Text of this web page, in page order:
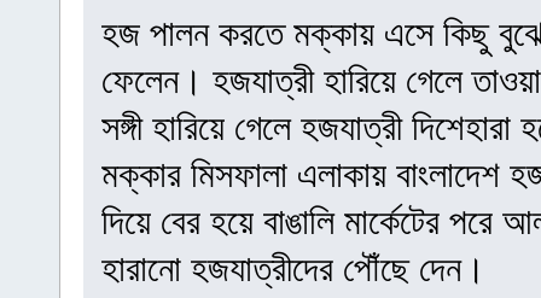
হজ পালন করতে মক্কায় এসে কিছু বুঝে
ফেলেন। হজযাত্রী হারিয়ে গেলে
সঙ্গী হারিয়ে গেলে হজযাত্রী
মক্কার মিসফালা এলাকায় বাংলাদেশ
দিয়ে বের হয়ে বাঙালি মার্কেটের পরে
হারানো হজযাত্রীদের পৌঁছে দেন।